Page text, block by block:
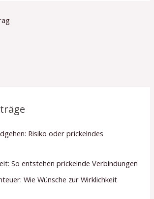
Risiko oder prickelndes
So entstehen prickelnde Verbindungen
Wie Wünsche zur Wirklichkeit